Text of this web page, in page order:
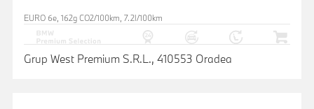
EURO 6e, 162g CO2/100km, 7.2l/100km
Grup West Premium S.R.L., 410553 Oradea